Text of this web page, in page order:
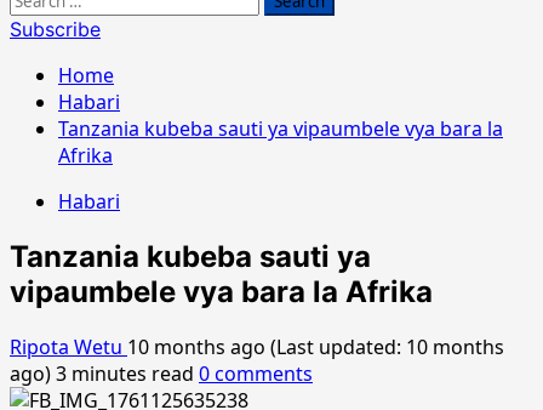
for:
Subscribe
Home
Habari
Tanzania kubeba sauti ya vipaumbele vya bara la
Afrika
Habari
Tanzania kubeba sauti ya
vipaumbele vya bara la Afrika
Ripota Wetu 10 months ago (Last updated: 10 months
ago)3 minutes read 0 comments